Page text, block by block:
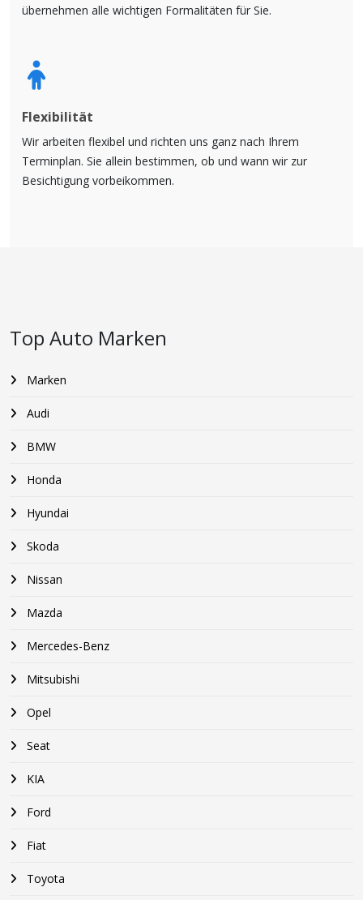
übernehmen alle wichtigen Formalitäten für Sie.
Flexibilität
Wir arbeiten flexibel und richten uns ganz nach Ihrem
Terminplan. Sie allein bestimmen, ob und wann wir zur
Besichtigung vorbeikommen.
Top Auto Marken
Marken
Audi
BMW
Honda
Hyundai
Skoda
Nissan
Mazda
Mercedes-Benz
Mitsubishi
Opel
Seat
KIA
Ford
Fiat
Toyota